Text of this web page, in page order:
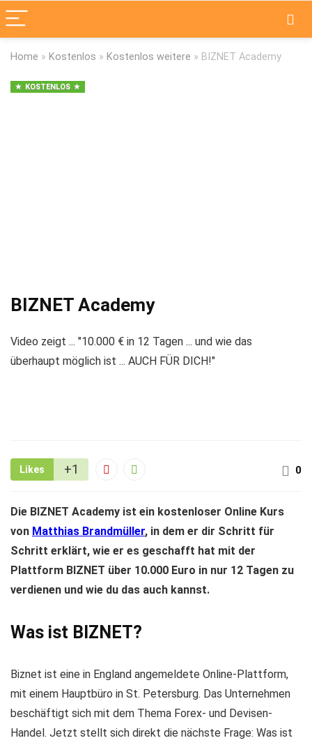
Home » Kostenlos » Kostenlos weitere » BIZNET Academy
KOSTENLOS
BIZNET Academy
Video zeigt ... "10.000 € in 12 Tagen ... und wie das
überhaupt möglich ist ... AUCH FÜR DICH!"
0
Likes +1
Die BIZNET Academy ist ein kostenloser Online Kurs
von Matthias Brandmüller, in dem er dir Schritt für
Schritt erklärt, wie er es geschafft hat mit der
Plattform BIZNET über 10.000 Euro in nur 12 Tagen zu
verdienen und wie du das auch kannst.
Was ist BIZNET?
Biznet ist eine in England angemeldete Online-Plattform,
mit einem Hauptbüro in St. Petersburg. Das Unternehmen
beschäftigt sich mit dem Thema Forex- und Devisen-
Handel. Jetzt stellt sich direkt die nächste Frage: Was ist